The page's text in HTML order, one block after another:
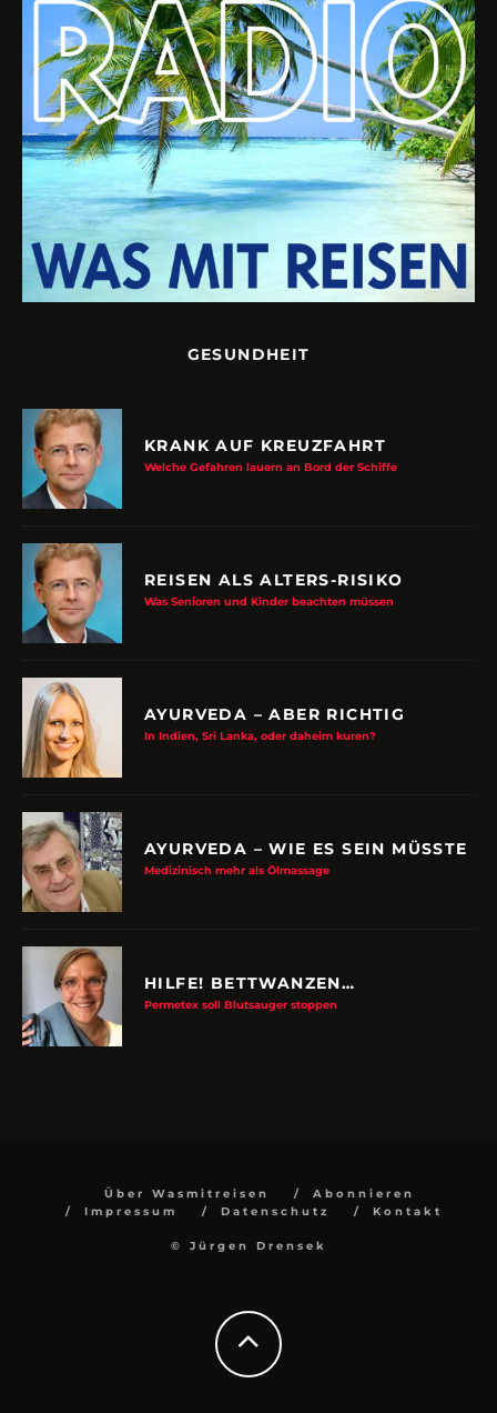
GESUNDHEIT
KRANK AUF KREUZFAHRT
Welche Gefahren lauern an Bord der Schiffe
REISEN ALS ALTERS-RISIKO
Was Senioren und Kinder beachten müssen
AYURVEDA – ABER RICHTIG
In Indien, Sri Lanka, oder daheim kuren?
AYURVEDA – WIE ES SEIN MÜSSTE
Medizinisch mehr als Ölmassage
HILFE! BETTWANZEN…
Permetex soll Blutsauger stoppen
Über Wasmitreisen
Abonnieren
Impressum
Datenschutz Kontakt
© Jürgen Drensek